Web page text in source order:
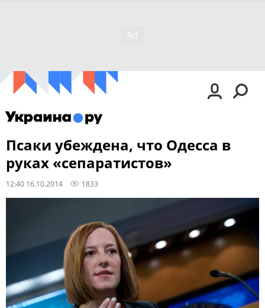
Псаки убеждена, что Одесса в
руках «сепаратистов»
12:40 16.10.2014 1833